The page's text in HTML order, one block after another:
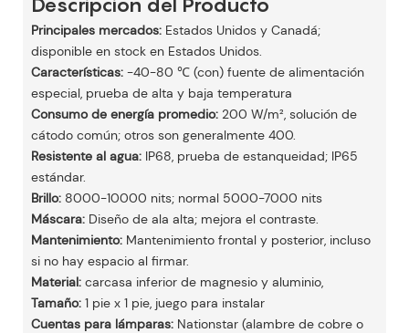
Descripción del Producto
Principales mercados:Estados Unidos y Canadá;
disponible en stock en Estados Unidos.
Características:-40-80 ℃ (con) fuente de alimentación
especial, prueba de alta y baja temperatura
Consumo de energía promedio:200 W/m², solución de
cátodo común; otros son generalmente 400.
Resistente al agua:IP68, prueba de estanqueidad; IP65
estándar.
Brillo:8000-10000 nits; normal 5000-7000 nits
Máscara:Diseño de ala alta; mejora el contraste.
Mantenimiento:Mantenimiento frontal y posterior, incluso
si no hay espacio al firmar.
Material:carcasa inferior de magnesio y aluminio,
Tamaño:1 pie x 1 pie, juego para instalar
Cuentas para lámparas:Nationstar (alambre de cobre o